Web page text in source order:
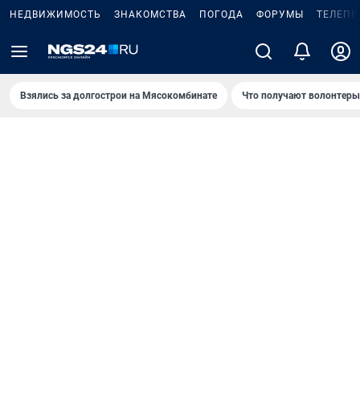
НЕДВИЖИМОСТЬ ЗНАКОМСТВА ПОГОДА ФОРУМЫ
Взялись за долгострои на Мясокомбинате Что получают